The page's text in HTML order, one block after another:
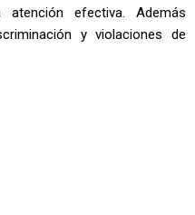
efectiva. Además
y violaciones de